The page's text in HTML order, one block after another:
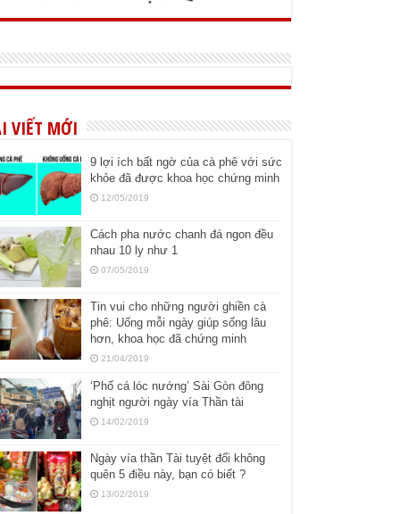
VIẾT MỚI
9 lợi ích bất ngờ của cà phê với sức
khỏe đã được khoa học chứng minh
12/05/2019
Cách pha nước chanh đá ngon đều
nhau 10 ly như 1
07/05/2019
Tin vui cho những người ghiền cà
phê: Uống mỗi ngày giúp sống lâu
hơn, khoa học đã chứng minh
21/04/2019
‘Phố cá lóc nướng’ Sài Gòn đông
nghịt người ngày vía Thần tài
14/02/2019
Ngày vía thần Tài tuyệt đối không
quên 5 điều này, bạn có biết ?
13/02/2019